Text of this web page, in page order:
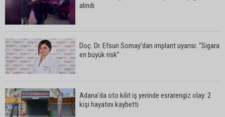
alındı
Doç. Dr. Efsun Somay’dan implant uyarısı: “Sigara
en büyük risk”
Adana’da oto kilit iş yerinde esrarengiz olay: 2
kişi hayatını kaybetti